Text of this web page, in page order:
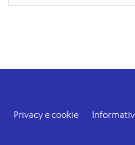
Privacy e cookie